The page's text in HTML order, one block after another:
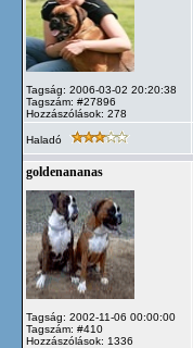
Tagság: 2006-03-02 20:20:38
Tagszám: #27896
Hozzászólások: 278
Haladó
goldenananas
Tagság: 2002-11-06 00:00:00
Tagszám: #410
Hozzászólások: 1336